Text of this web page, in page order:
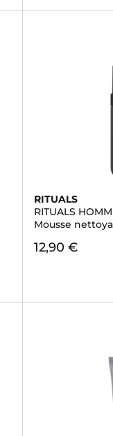
RITUALS
RITUALS
Mousse
12,90 €